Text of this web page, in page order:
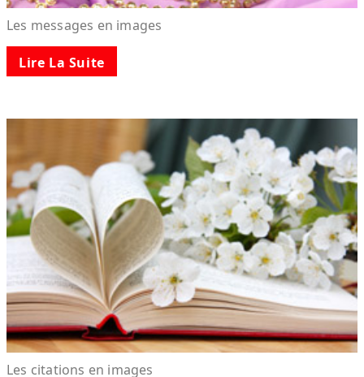
Les messages en images
Lire La Suite
Les citations en images